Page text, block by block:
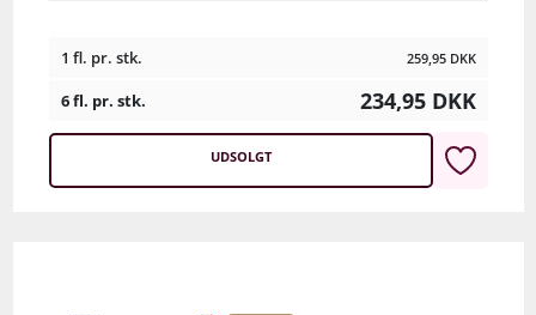
1 fl. pr. stk. 259,95 DKK
6 fl. pr. stk. 234,95 DKK
UDSOLGT